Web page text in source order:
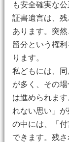
も安全確実な
証書遺言は、
あります。突
留分という権
ります。
私どもには、
が多く、その
は進められま
れない思い」
の中には、「
できます。残